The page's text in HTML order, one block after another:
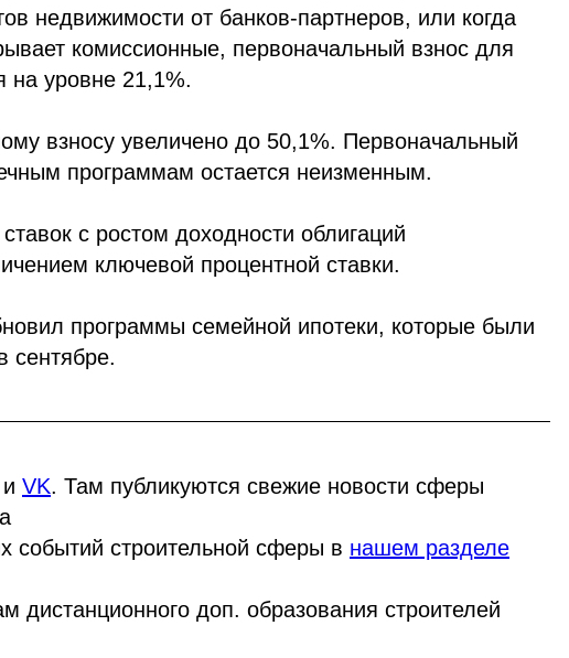
недвижимости от банков-партнеров, или когда
комиссионные, первоначальный взнос для
на уровне 21,1%.
взносу увеличено до 50,1%. Первоначальный
программам остается неизменным.
с ростом доходности облигаций
ключевой процентной ставки.
программы семейной ипотеки, которые были
сентябре.
и VK. Там публикуются свежие новости сферы
событий строительной сферы в нашем разделе
дистанционного доп. образования строителей